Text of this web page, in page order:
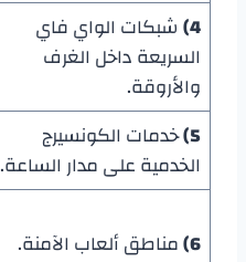
4) شبكات الواي فاي
السريعة داخل الغرف
والأروقة.
5) خدمات الكونسيرج
الخدمية على مدار الساعة.
6) مناطق ألعاب الآمنة.